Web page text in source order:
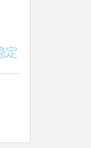
定